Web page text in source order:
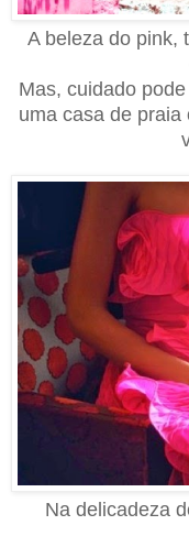
A beleza do pink,
Mas, cuidado
uma casa de praia
Na delicadeza